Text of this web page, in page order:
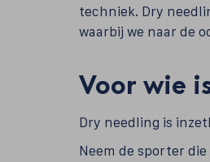
techniek. Dry
waarbij we naar de
Voor wie
Dry needling is
Neem de sporter